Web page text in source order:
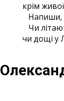
крім
Напиши,
Чи
чи дощі у